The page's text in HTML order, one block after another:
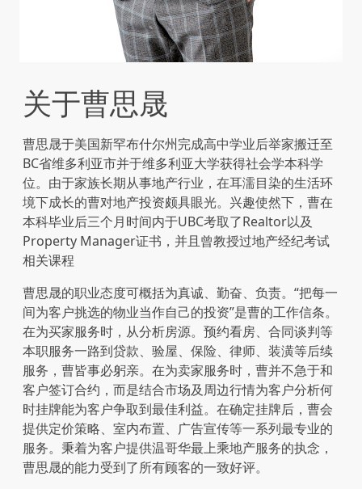
关于曹思晟
曹思晟于美国新罕布什尔州完成高中学业后举家搬迁至
BC省维多利亚市并于维多利亚大学获得社会学本科学
位。由于家族长期从事地产行业，在耳濡目染的生活环
境下成长的曹对地产投资颇具眼光。兴趣使然下，曹在
本科毕业后三个月时间内于UBC考取了Realtor以及
Property Manager证书，并且曾教授过地产经纪考试
相关课程
曹思晟的职业态度可概括为真诚、勤奋、负责。“把每一
间为客户挑选的物业当作自己的投资”是曹的工作信条。
在为买家服务时，从分析房源。预约看房、合同谈判等
本职服务一路到贷款、验屋、保险、律师、装潢等后续
服务，曹皆事必躬亲。在为卖家服务时，曹并不急于和
客户签订合约，而是结合市场及周边行情为客户分析何
时挂牌能为客户争取到最佳利益。在确定挂牌后，曹会
提供定价策略、室内布置、广告宣传等一系列最专业的
服务。秉着为客户提供温哥华最上乘地产服务的执念，
曹思晟的能力受到了所有顾客的一致好评。